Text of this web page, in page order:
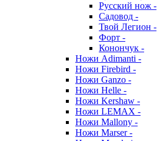
Русский нож -
Садовод -
Твой Легион -
Форт -
Конончук -
Ножи Adimanti -
Ножи Firebird -
Ножи Ganzo -
Ножи Helle -
Ножи Kershaw -
Ножи LEMAX -
Ножи Mallony -
Ножи Marser -